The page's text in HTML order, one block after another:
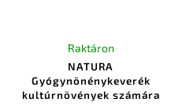
NATURA
Gyógynönénykeverék
kultúrnövények számára
Raktáron